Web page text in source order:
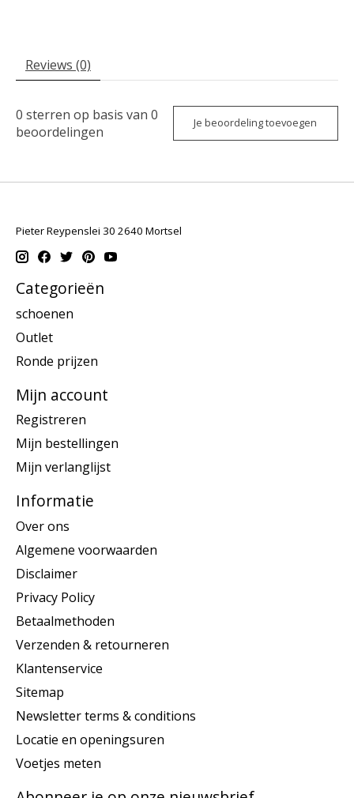
Reviews (0)
0 sterren op basis van 0
beoordelingen
Je beoordeling toevoegen
Pieter Reypenslei 30 2640 Mortsel
Categorieën
schoenen
Outlet
Ronde prijzen
Mijn account
Registreren
Mijn bestellingen
Mijn verlanglijst
Informatie
Over ons
Algemene voorwaarden
Disclaimer
Privacy Policy
Betaalmethoden
Verzenden & retourneren
Klantenservice
Sitemap
Newsletter terms & conditions
Locatie en openingsuren
Voetjes meten